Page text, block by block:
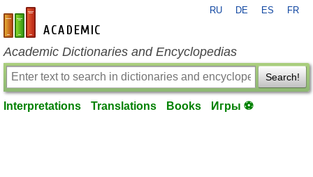
en-academic.com
RU DE ES FR
Academic Dictionaries and Encyclopedias
Search!
Interpretations Translations Books Игры ⚽